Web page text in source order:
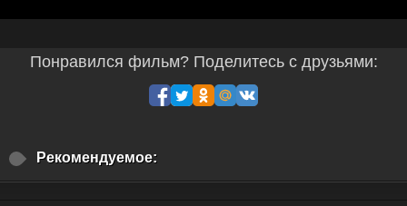
Понравился фильм? Поделитесь с друзьями:
Рекомендуемое: